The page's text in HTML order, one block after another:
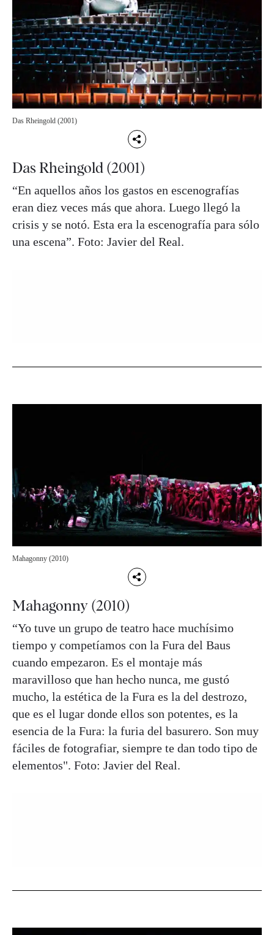
Das Rheingold (2001)
Das Rheingold (2001)
“En aquellos años los gastos en escenografías
eran diez veces más que ahora. Luego llegó la
crisis y se notó. Esta era la escenografía para sólo
una escena”. Foto: Javier del Real.
Mahagonny (2010)
Mahagonny (2010)
“Yo tuve un grupo de teatro hace muchísimo
tiempo y competíamos con la Fura del Baus
cuando empezaron. Es el montaje más
maravilloso que han hecho nunca, me gustó
mucho, la estética de la Fura es la del destrozo,
que es el lugar donde ellos son potentes, es la
esencia de la Fura: la furia del basurero. Son muy
fáciles de fotografiar, siempre te dan todo tipo de
elementos". Foto: Javier del Real.